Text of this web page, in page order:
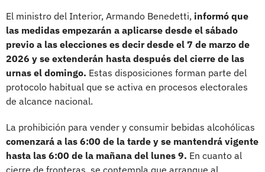
El ministro del Interior, Armando Benedetti, informó que
las medidas empezarán a aplicarse desde el sábado
previo a las elecciones es decir desde el 7 de marzo de
2026 y se extenderán hasta después del cierre de las
urnas el domingo. Estas disposiciones forman parte del
protocolo habitual que se activa en procesos electorales
de alcance nacional.
La prohibición para vender y consumir bebidas alcohólicas
comenzará a las 6:00 de la tarde y se mantendrá vigente
hasta las 6:00 de la mañana del lunes 9. En cuanto al
cierre de fronteras, se contempla que arranque al